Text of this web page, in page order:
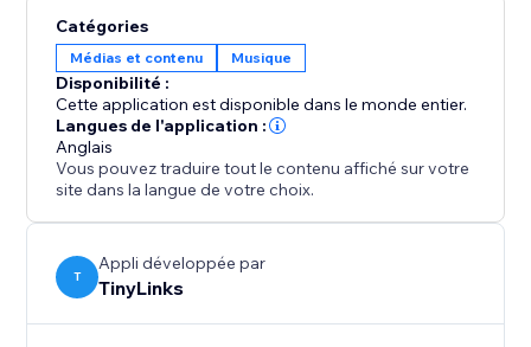
Catégories
Médias et contenu Musique
Disponibilité :
Cette application est disponible dans le monde entier.
Langues de l'application :
Anglais
Vous pouvez traduire tout le contenu affiché sur votre
site dans la langue de votre choix.
T
Appli développée par
TinyLinks